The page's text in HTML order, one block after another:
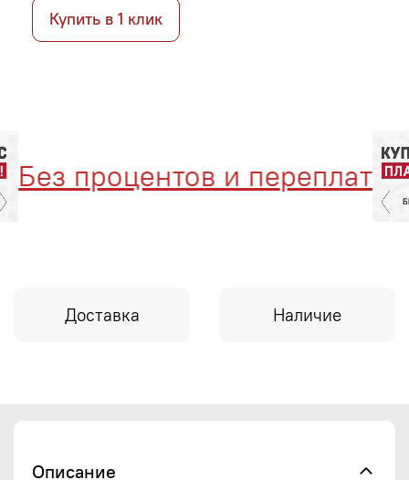
Купить в 1 клик
процентов и переплат
Доставка Наличие
Описание